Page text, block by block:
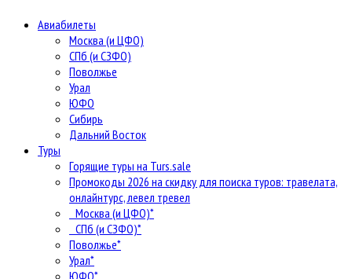
Авиабилеты
Москва (и ЦФО)
СПб (и СЗФО)
Поволжье
Урал
ЮФО
Сибирь
Дальний Восток
Туры
Горящие туры на Turs.sale
Промокоды 2026 на скидку для поиска туров: травелата,
онлайнтурс, левел тревел
Москва (и ЦФО)*
СПб (и СЗФО)*
Поволжье*
Урал*
ЮФО*